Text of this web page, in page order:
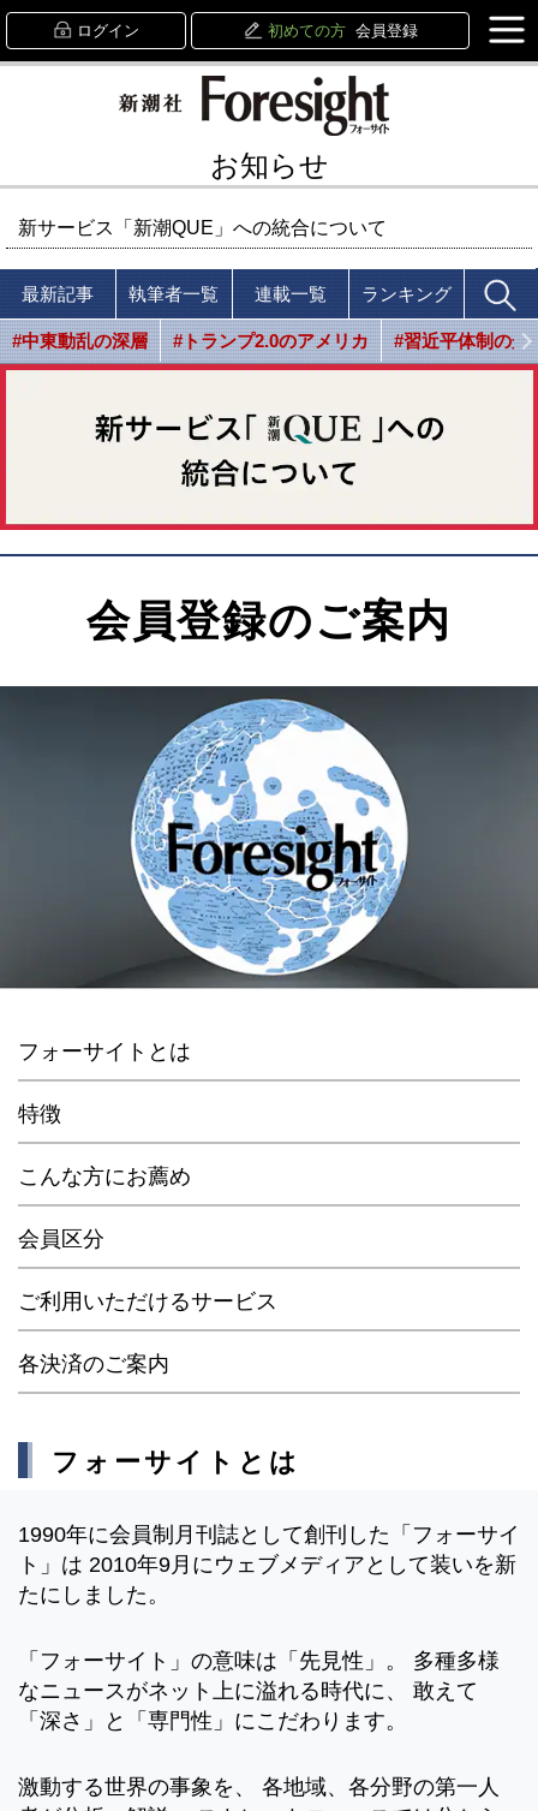
ログイン 初めての方 会員登録
お知らせ
新サービス「新潮QUE」への統合について
最新記事 執筆者一覧 連載一覧 ランキング
#中東動乱の深層 #トランプ2.0のアメリカ #習近平体制の光
会員登録のご案内
フォーサイトとは
特徴
こんな方にお薦め
会員区分
ご利用いただけるサービス
各決済のご案内
フォーサイトとは
1990年に会員制月刊誌として創刊した「フォーサイ
ト」は 2010年9月にウェブメディアとして装いを新
たにしました。
「フォーサイト」の意味は「先見性」。 多種多様
なニュースがネット上に溢れる時代に、 敢えて
「深さ」と「専門性」にこだわります。
激動する世界の事象を、 各地域、各分野の第一人